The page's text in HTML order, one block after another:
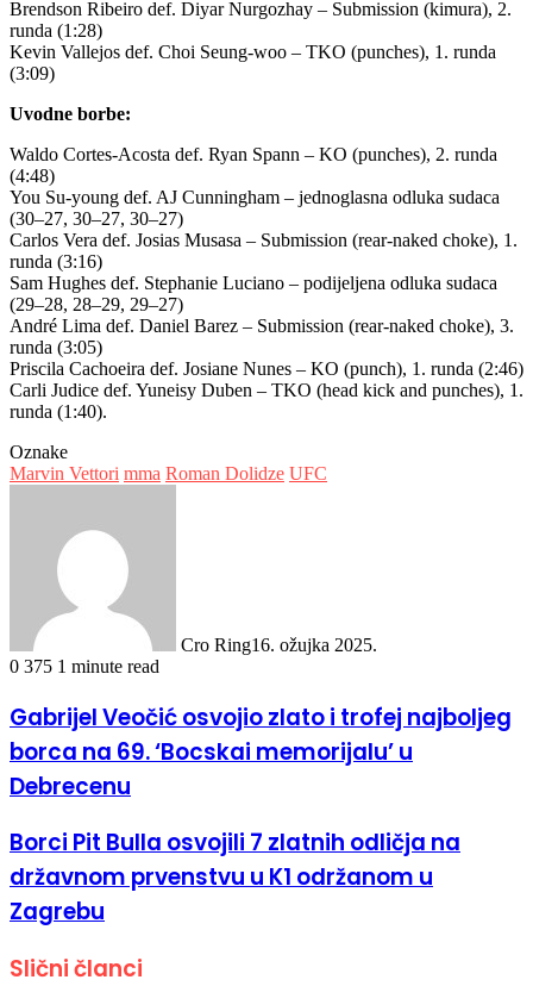
Brendson Ribeiro def. Diyar Nurgozhay – Submission (kimura), 2.
runda (1:28)
Kevin Vallejos def. Choi Seung-woo – TKO (punches), 1. runda
(3:09)
Uvodne borbe:
Waldo Cortes-Acosta def. Ryan Spann – KO (punches), 2. runda
(4:48)
You Su-young def. AJ Cunningham – jednoglasna odluka sudaca
(30–27, 30–27, 30–27)
Carlos Vera def. Josias Musasa – Submission (rear-naked choke), 1.
runda (3:16)
Sam Hughes def. Stephanie Luciano – podijeljena odluka sudaca
(29–28, 28–29, 29–27)
André Lima def. Daniel Barez – Submission (rear-naked choke), 3.
runda (3:05)
Priscila Cachoeira def. Josiane Nunes – KO (punch), 1. runda (2:46)
Carli Judice def. Yuneisy Duben – TKO (head kick and punches), 1.
runda (1:40).
Oznake
Marvin Vettori mma Roman Dolidze UFC
Cro Ring16. ožujka 2025.
0 375 1 minute read
Gabrijel Veočić osvojio zlato i trofej najboljeg
borca na 69. ‘Bocskai memorijalu’ u
Debrecenu
Borci Pit Bulla osvojili 7 zlatnih odličja na
državnom prvenstvu u K1 održanom u
Zagrebu
Slični članci